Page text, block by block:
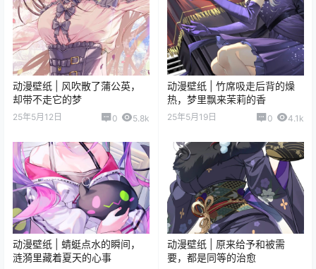
动漫壁纸 | 风吹散了蒲公英，
却带不走它的梦
25年5月12日 0 5.8k
动漫壁纸 | 竹席吸走后背的燥
热，梦里飘来茉莉的香
25年5月19日 0 4.1k
动漫壁纸 | 蜻蜓点水的瞬间，
涟漪里藏着夏天的心事
动漫壁纸 | 原来给予和被需
要，都是同等的治愈